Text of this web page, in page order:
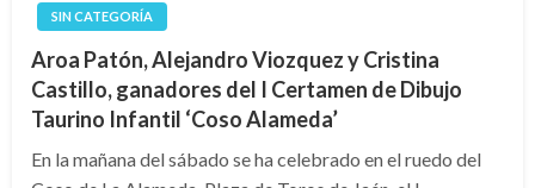
SIN CATEGORÍA
Aroa Patón, Alejandro Viozquez y Cristina
Castillo, ganadores del I Certamen de Dibujo
Taurino Infantil ‘Coso Alameda’
En la mañana del sábado se ha celebrado en el ruedo del